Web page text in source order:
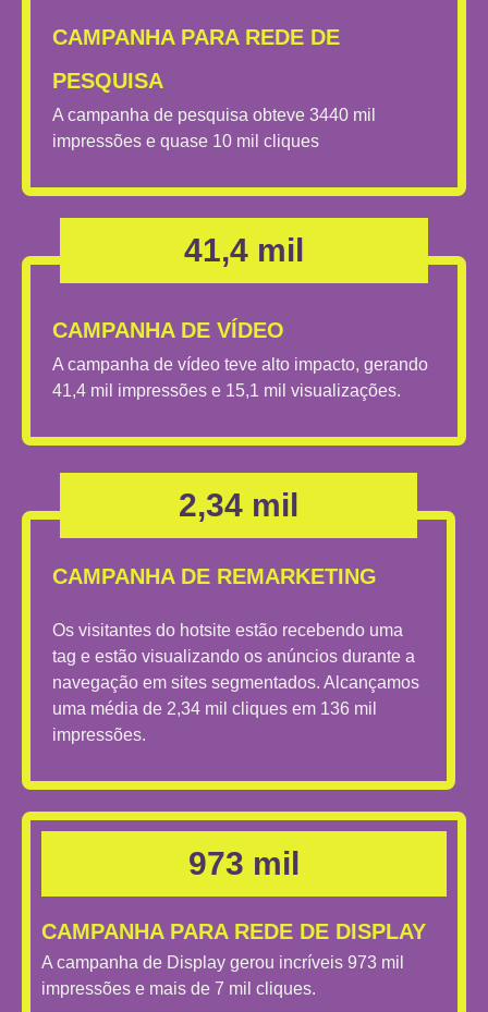
CAMPANHA PARA REDE DE
PESQUISA
A campanha de pesquisa obteve 3440 mil
impressões e quase 10 mil cliques
41,4 mil
CAMPANHA DE VÍDEO
A campanha de vídeo teve alto impacto, gerando
41,4 mil impressões e 15,1 mil visualizações.
2,34 mil
CAMPANHA DE REMARKETING
Os visitantes do hotsite estão recebendo uma
tag e estão visualizando os anúncios durante a
navegação em sites segmentados. Alcançamos
uma média de 2,34 mil cliques em 136 mil
impressões.
973 mil
CAMPANHA PARA REDE DE DISPLAY
A campanha de Display gerou incríveis 973 mil
impressões e mais de 7 mil cliques.